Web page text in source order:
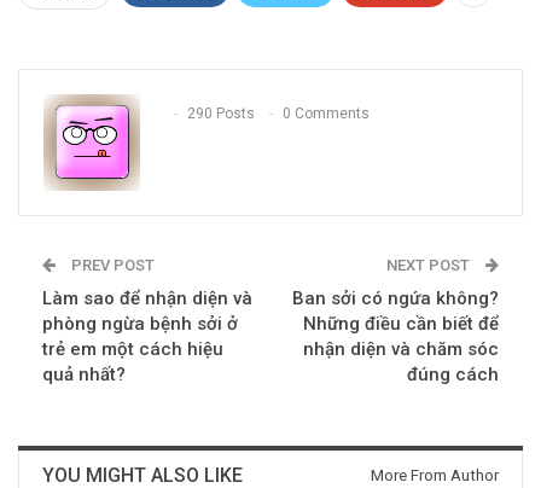
290 Posts 0 Comments
PREV POST
Làm sao để nhận diện và
phòng ngừa bệnh sởi ở
trẻ em một cách hiệu
quả nhất?
NEXT POST
Ban sởi có ngứa không?
Những điều cần biết để
nhận diện và chăm sóc
đúng cách
YOU MIGHT ALSO LIKE More From Author